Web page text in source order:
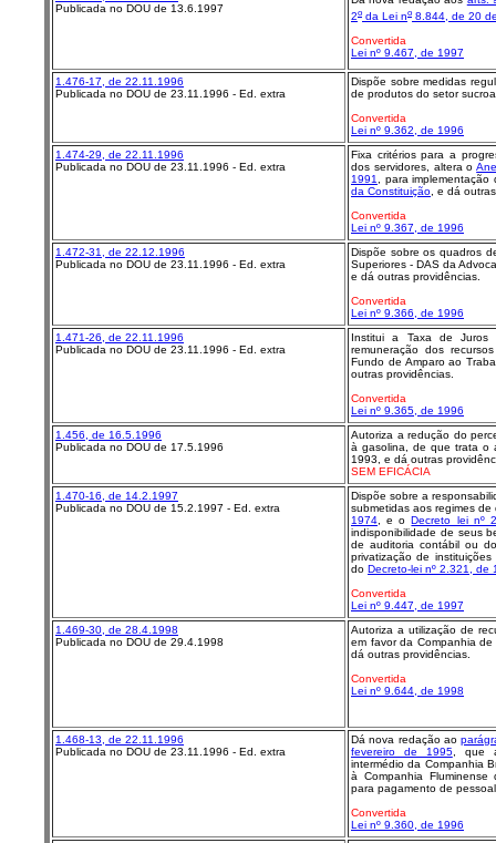
Publicada no DOU de 13.6.1997
2o da Lei no 8.844, de 20
Convertida
Lei nº 9.467, de 1997
1.476-17, de 22.11.1996
Publicada no DOU de 23.11.1996 - Ed. extra
Dispõe sobre medidas
de produtos do setor
Convertida
Lei nº 9.362, de 1996
1.474-29, de 22.11.1996
Publicada no DOU de 23.11.1996 - Ed. extra
Fixa critérios para a
dos servidores, altera o
1991
, para
da Constituição , e dá
Convertida
Lei nº 9.367, de 1996
1.472-31, de 22.12.1996
Publicada no DOU de 23.11.1996 - Ed. extra
Dispõe sobre os quadros
Superiores - DAS da
e dá outras providências.
Convertida
Lei nº 9.366, de 1996
1.471-26, de 22.11.1996
Publicada no DOU de 23.11.1996 - Ed. extra
Institui a Taxa de
remuneração dos
Fundo de Amparo ao
outras providências.
Convertida
Lei nº 9.365, de 1996
1.456, de 16.5.1996
Publicada no DOU de 17.5.1996
Autoriza a redução do
à gasolina, de que trata o
1993, e dá outras
SEM EFICÁCIA
1.470-16, de 14.2.1997
Publicada no DOU de 15.2.1997 - Ed. extra
Dispõe sobre a
submetidas aos regimes
1974 , e oDecreto lei nº
indisponibilidade de seus
de auditoria contábil ou
privatização de
do Decreto-lei nº 2.321, de
Convertida
Lei nº 9.447, de 1997
1.469-30, de 28.4.1998
Publicada no DOU de 29.4.1998
Autoriza a utilização de
em favor da Companhia
dá outras providências.
Convertida
Lei nº 9.644, de 1998
1.468-13, de 22.11.1996
Publicada no DOU de 23.11.1996 - Ed. extra
Dá nova redação ao
fevereiro de 1995, que
intermédio da Companhia
à Companhia Fluminense
para pagamento de
Convertida
Lei nº 9.360, de 1996